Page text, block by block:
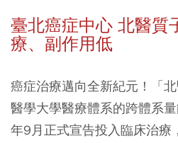
臺北癌症中心 北醫質
療、副作用低
癌症治療邁向全新紀元！「
醫學大學醫療體系的跨體系
年9月正式宣告投入臨床治療